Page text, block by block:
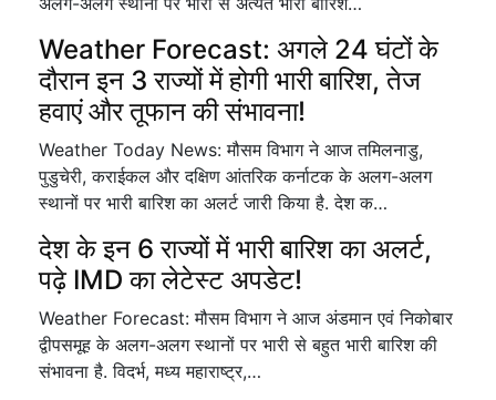
Weather Forecast: अगले 24 घंटों के
दौरान इन 3 राज्यों में होगी भारी बारिश, तेज
हवाएं और तूफान की संभावना!
Weather Today News: मौसम विभाग ने आज तमिलनाडु,
पुडुचेरी, कराईकल और दक्षिण आंतरिक कर्नाटक के अलग-अलग
स्थानों पर भारी बारिश का अलर्ट जारी किया है. देश क…
देश के इन 6 राज्यों में भारी बारिश का अलर्ट,
पढ़े IMD का लेटेस्ट अपडेट!
Weather Forecast: मौसम विभाग ने आज अंडमान एवं निकोबार
द्वीपसमूह के अलग-अलग स्थानों पर भारी से बहुत भारी बारिश की
संभावना है. विदर्भ, मध्य महाराष्ट्र,…